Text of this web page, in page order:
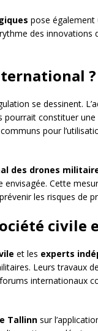
pose
des innovations
?
se dessinent.
pourrait constituer
pour
des drones
envisagée. Cette
les risques de
civile
et les experts
Leurs travaux
internationaux
Tallinn sur